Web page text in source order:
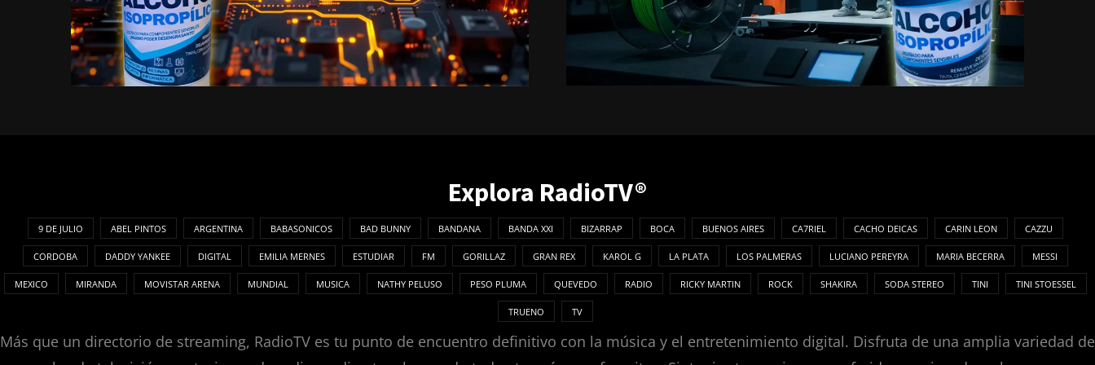
Explora RadioTV®
9 DE JULIO ABEL PINTOS ARGENTINA BABASONICOS BAD BUNNY BANDANA BANDA XXI BIZARRAP BOCA BUENOS AIRES CA7RIEL CACHO DEICAS CARIN LEON CAZZU
CORDOBA DADDY YANKEE DIGITAL EMILIA MERNES ESTUDIAR FM GORILLAZ GRAN REX KAROL G LA PLATA LOS PALMERAS LUCIANO PEREYRA MARIA BECERRA MESSI
MEXICO MIRANDA MOVISTAR ARENA MUNDIAL MUSICA NATHY PELUSO PESO PLUMA QUEVEDO RADIO RICKY MARTIN ROCK SHAKIRA SODA STEREO TINI TINI STOESSEL
TRUENO TV
Más que un directorio de streaming, RadioTV es tu punto de encuentro definitivo con la música y el entretenimiento digital. Disfruta de una amplia variedad de